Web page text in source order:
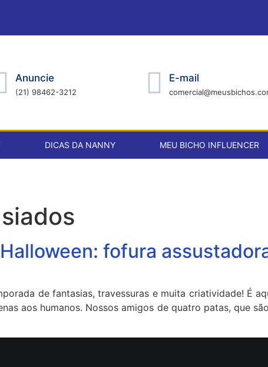
Anuncie
(21) 98462-3212
E-mail
DICAS DA NANNY MEU BICHO INFLUENCER
fofura
de fantasias, travessuras e muita criatividade! É
aos humanos. Nossos amigos de quatro patas, que